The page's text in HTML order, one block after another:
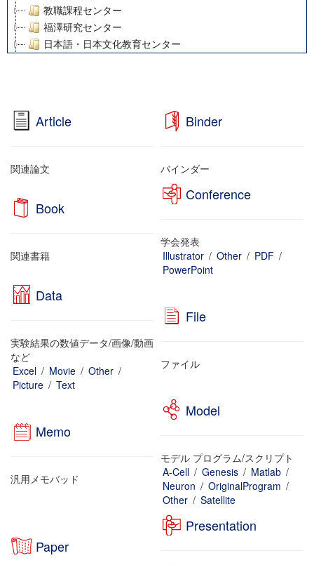
教職課程センター
福澤研究センター
日本語・日本文化教育センター
グローバルリサーチインスティテュート
塾内助成報告書
21世紀COEプログラム
慶應義塾大学グローバルCOEプログラム論理と感性の先端的
博士課程教育リーディングプログラム「超成熟社会発展のサ
Article
関連論文
Binder
バインダー
Book
関連書籍
Conference
学会発表
Illustrator / Other / PDF /
PowerPoint
Data
実験結果の数値データ/画像/動画
など
Excel / Movie / Other /
Picture / Text
File
ファイル
Memo
汎用メモバッド
Model
モデル プログラム/スクリプト
A-Cell / Genesis / Matlab /
Neuron / OriginalProgram /
Other / Satellite
Paper
Presentation